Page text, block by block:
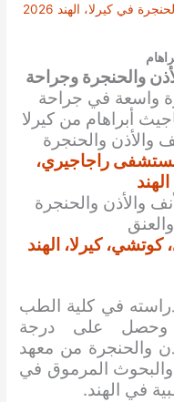
في كيرلا، الهند 2026
والحنجرة وجراحة
واسعة في جراحة
أبراهام من كيرلا
والأذن والحنجرة
راجاجيري،
والأذن والحنجرة
كيرلا، الهند
في كلية الطب
وحصل على درجة
والحنجرة من معهد
والبحوث المرموق في
في الهند.